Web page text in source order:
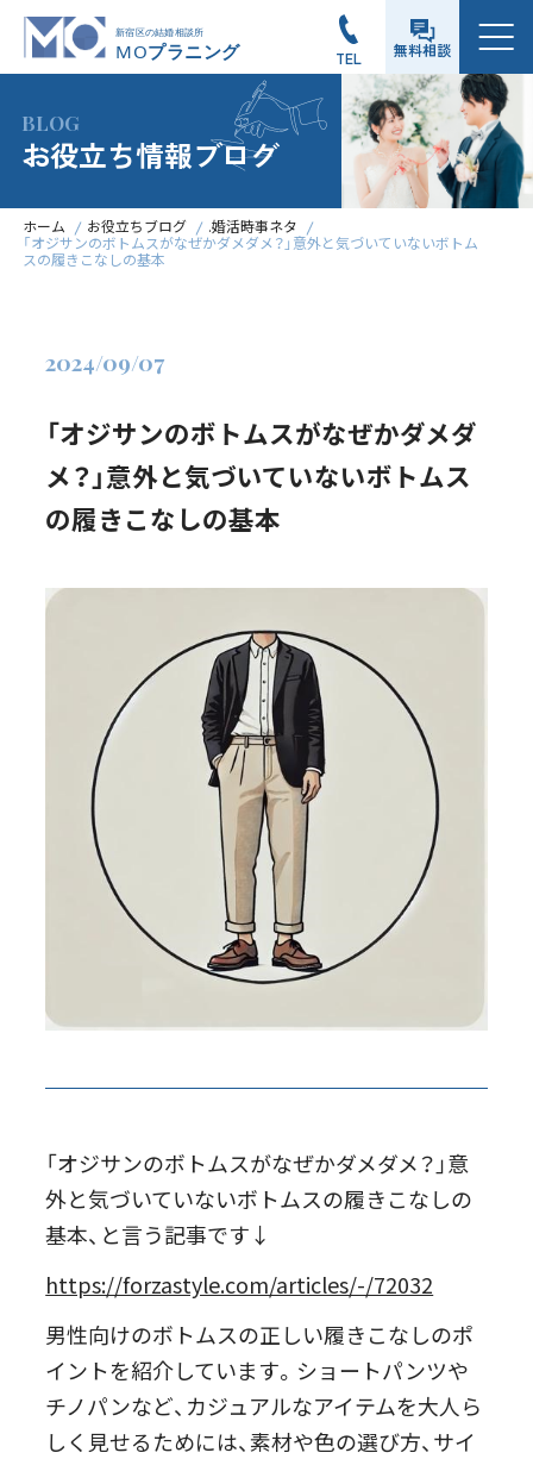
TEL 無料相談
メニュー
BLOG
お役立ち情報ブログ
ホーム お役立ちブログ
.婚活時事ネタ
「オジサンのボトムスがなぜかダメダメ？」意外と気づいていないボトム
スの履きこなしの基本
「オジサンのボトムスがなぜかダメダ
メ？」意外と気づいていないボトムス
の履きこなしの基本
2024/09/07
「オジサンのボトムスがなぜかダメダメ？」意
外と気づいていないボトムスの履きこなしの
基本、と言う記事です↓
https://forzastyle.com/articles/-/72032
男性向けのボトムスの正しい履きこなしのポ
イントを紹介しています。ショートパンツや
チノパンなど、カジュアルなアイテムを大人ら
しく見せるためには、素材や色の選び方、サイ